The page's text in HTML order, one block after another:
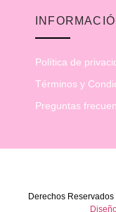
Política de
Términos y
Preguntas
Derechos